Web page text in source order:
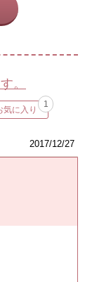
。
気に入り
1
2017/12/27